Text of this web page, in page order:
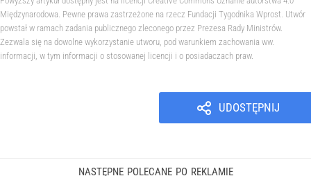
Międzynarodowa. Pewne prawa zastrzeżone na rzecz Fundacji Tygodnika Wprost. Utwór
powstał w ramach zadania publicznego zleconego przez Prezesa Rady Ministrów.
Zezwala się na dowolne wykorzystanie utworu, pod warunkiem zachowania ww.
informacji, w tym informacji o stosowanej licencji i o posiadaczach praw.
UDOSTĘPNIJ